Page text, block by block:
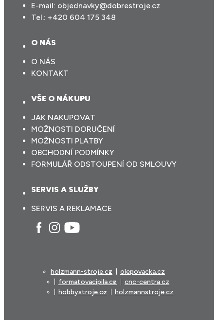
E-mail: objednavky@dobrestroje.cz
Tel.: +420 604 175 348
O NÁS
O NÁS
KONTAKT
VŠE O NÁKUPU
JAK NAKUPOVAT
MOŽNOSTI DORUČENÍ
MOŽNOSTI PLATBY
OBCHODNÍ PODMÍNKY
FORMULÁŘ ODSTOUPENÍ OD SMLOUVY
SERVIS A SLUŽBY
SERVIS A REKLAMACE
holzmann-stroje.cz
olepovacka.cz
formatovacipila.cz
cnc-centra.cz
hobbystroje.cz
holzmannstroje.cz